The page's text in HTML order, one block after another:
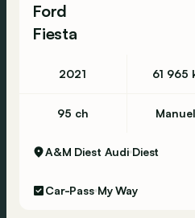
Ford
Fiesta
2021 61 965
95 ch
A&M Diest Audi Diest
Car-Pass My Way